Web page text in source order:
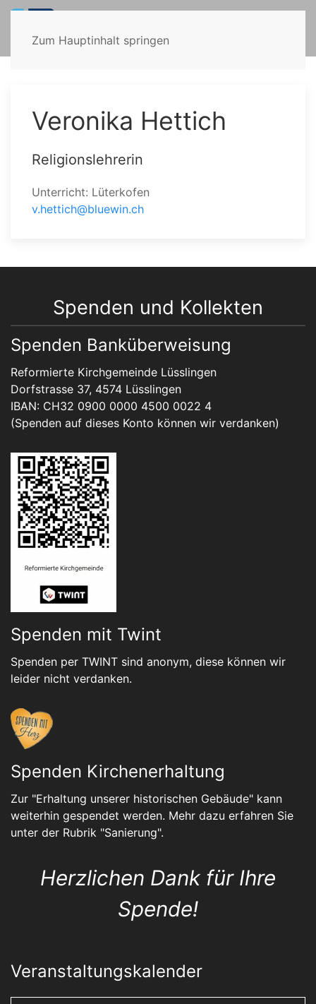
Zum Hauptinhalt springen
Veronika Hettich
Religionslehrerin
Unterricht: Lüterkofen
v.hettich@bluewin.ch
Spenden und Kollekten
Spenden Banküberweisung
Reformierte Kirchgemeinde Lüsslingen
Dorfstrasse 37, 4574 Lüsslingen
IBAN: CH32 0900 0000 4500 0022 4
(Spenden auf dieses Konto können wir verdanken)
Spenden mit Twint
Spenden per TWINT sind anonym, diese können wir
leider nicht verdanken.
Spenden Kirchenerhaltung
Zur "Erhaltung unserer historischen Gebäude" kann
weiterhin gespendet werden. Mehr dazu erfahren Sie
unter der Rubrik "Sanierung".
Herzlichen Dank für Ihre
Spende!
Veranstaltungskalender